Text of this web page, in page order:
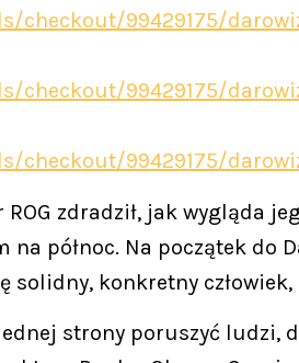
checkout/99429175/
checkout/99429175/
checkout/99429175/
zdradził, jak wygląda
na północ. Na początek do
solidny, konkretny
strony poruszyć ludzi,